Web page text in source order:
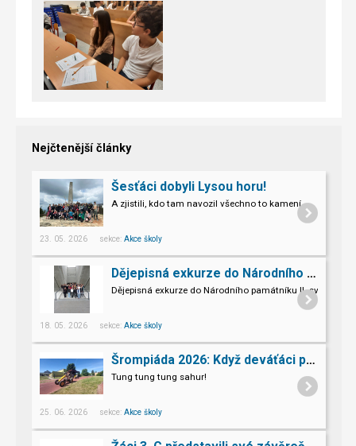
Nejčtenější články
Šesťáci dobyli Lysou horu!
A zjistili, kdo tam navozil všechno to kamení.
23. 05. 2026 sekce: Akce školy
Dějepisná exkurze do Národního památníku II. sv. války v Hrabyni
Dějepisná exkurze do Národního památníku II. světové
18. 05. 2026 sekce: Akce školy
Šrompiáda 2026: Když deváťáci převzali velení
Tung tung tung sahur!
25. 06. 2026 sekce: Akce školy